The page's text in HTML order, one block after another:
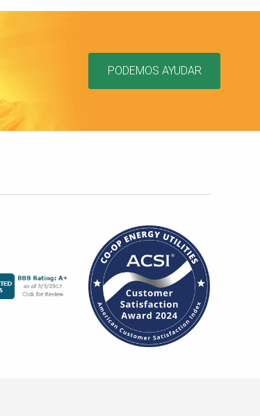
200 W. Edinburg Suite A
Loop Express Mart
1218 NO LOOP 499
Harlingen, TX 78550
(956) 425-7755
#7
El Centro
500 N. MAIN
PODEMOS AYUDAR